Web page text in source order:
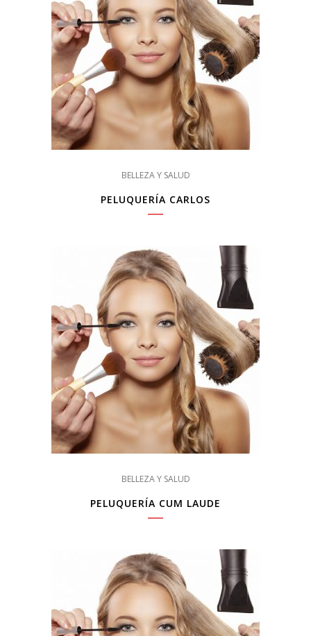
BELLEZA Y SALUD
PELUQUERÍA CARLOS
BELLEZA Y SALUD
PELUQUERÍA CUM LAUDE